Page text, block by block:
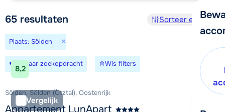
65 resultaten Sorteer en filter
Plaats: Sölden ×
Bewaar zoekopdracht Wis filters
8,2
Vergelijk
Sölden, Sölden (Ötztal), Oostenrijk
Appartement LunApart